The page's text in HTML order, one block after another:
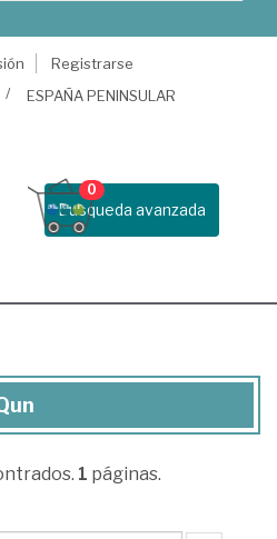
Registrarse
ESPAÑA PENINSULAR
Busqueda avanzada
0
1 páginas.